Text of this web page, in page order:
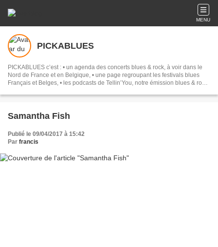
MENU
PICKABLUES
PICKABLUES c’est : • un agenda des concerts blues & rock, à voir dans le
Nord de France et en Belgique, • une page regroupant les festivals blues
Français et Belges, • les podcasts de Tellin’You, notre émission blues & rock
des reportages photos sur les concerts auxquels nous assistons. Bienvenue
Samantha Fish
Publié le 09/04/2017 à 15:42
Par francis